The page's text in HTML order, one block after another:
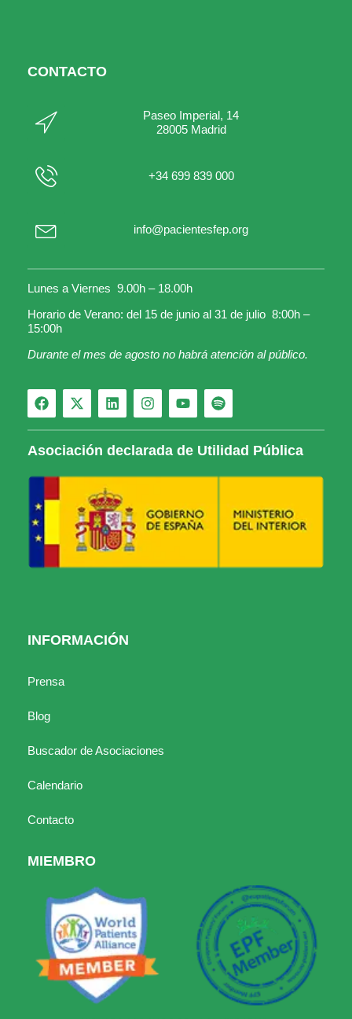
CONTACTO
Paseo Imperial, 14
28005 Madrid
+34 699 839 000
info@pacientesfep.org
Lunes a Viernes 9.00h – 18.00h
Horario de Verano: del 15 de junio al 31 de julio 8:00h –
15:00h
Durante el mes de agosto no habrá atención al público.
Asociación declarada de Utilidad Pública
INFORMACIÓN
Prensa
Blog
Buscador de Asociaciones
Calendario
Contacto
MIEMBRO